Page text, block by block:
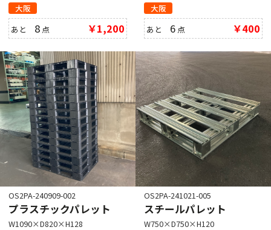
大阪
あと 8 点 ￥1,200
大阪
あと 6 点 ￥400
OS2PA-240909-002
プラスチックパレット
W1090×D820×H128
OS2PA-241021-005
スチールパレット
W750×D750×H120